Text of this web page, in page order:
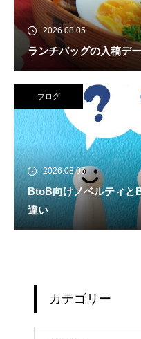
2026.08.05
ランチバッグの入稿デ
ブログ
2026.08.05
BtoB向けノベルティと
違い
カテゴリー